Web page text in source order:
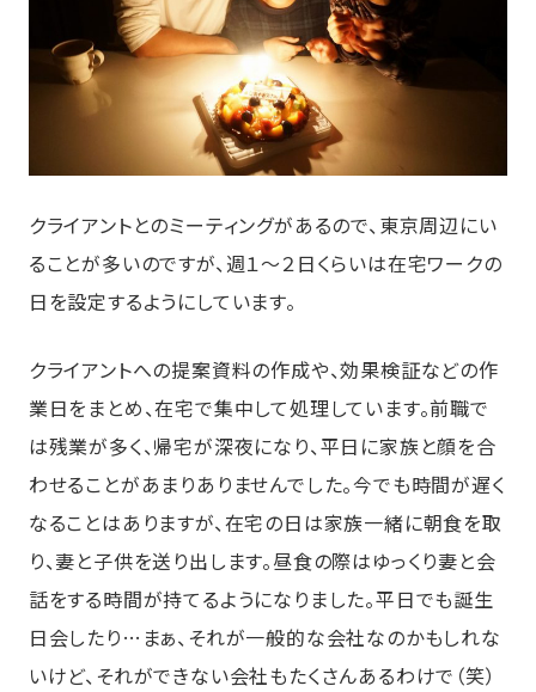
クライアントとのミーティングがあるので、東京周辺にい
ることが多いのですが、週１～２日くらいは在宅ワークの
日を設定するようにしています。
クライアントへの提案資料の作成や、効果検証などの作
業日をまとめ、在宅で集中して処理しています。前職で
は残業が多く、帰宅が深夜になり、平日に家族と顔を合
わせることがあまりありませんでした。今でも時間が遅く
なることはありますが、在宅の日は家族一緒に朝食を取
り、妻と子供を送り出します。昼食の際はゆっくり妻と会
話をする時間が持てるようになりました。平日でも誕生
日会したり…まぁ、それが一般的な会社なのかもしれな
いけど、それができない会社もたくさんあるわけで（笑）